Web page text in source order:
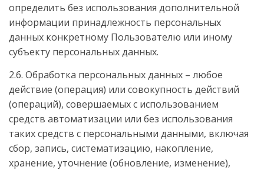
определить без использования дополнительной
информации принадлежность персональных
данных конкретному Пользователю или иному
субъекту персональных данных.
2.6. Обработка персональных данных – любое
действие (операция) или совокупность действий
(операций), совершаемых с использованием
средств автоматизации или без использования
таких средств с персональными данными, включая
сбор, запись, систематизацию, накопление,
хранение, уточнение (обновление, изменение),